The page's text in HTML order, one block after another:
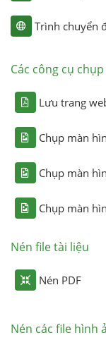
Trình chuyển
Các công cụ
Lưu trang
Chụp màn
Chụp màn
Chụp màn
Nén file tài liệu
Nén PDF
Nén các file hình